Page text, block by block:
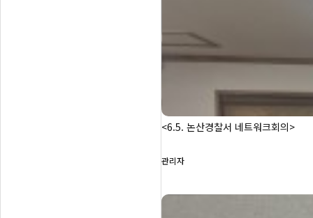
<6.5. 논산경찰서 네트워크회의>
관리자